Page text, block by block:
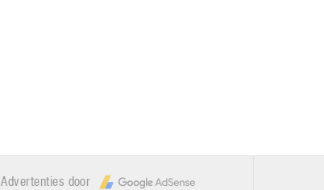
Advertenties door